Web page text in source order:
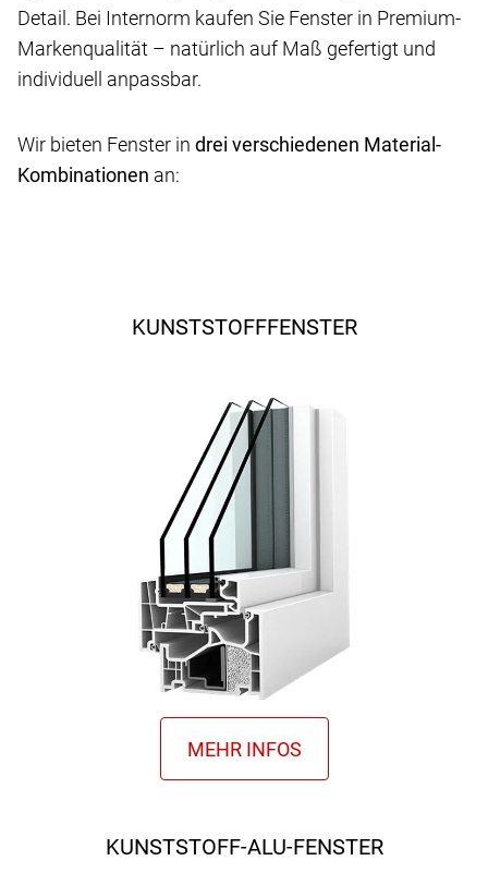
Detail. Bei Internorm kaufen Sie Fenster in Premium-
Markenqualität – natürlich auf Maß gefertigt und
individuell anpassbar.
Wir bieten Fenster in drei verschiedenen Material-
Kombinationen an:
KUNSTSTOFFFENSTER
KUNSTSTOFF-ALU-FENSTER